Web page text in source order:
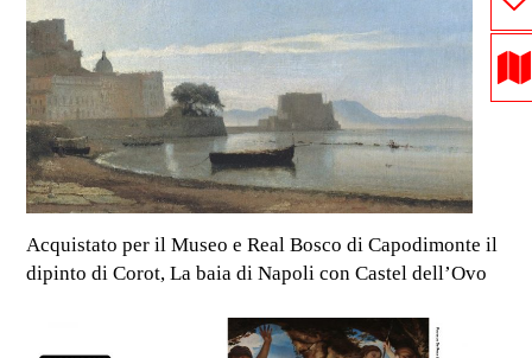
Acquistato per il Museo e Real Bosco di Capodimonte il
dipinto di Corot, La baia di Napoli con Castel dell’Ovo